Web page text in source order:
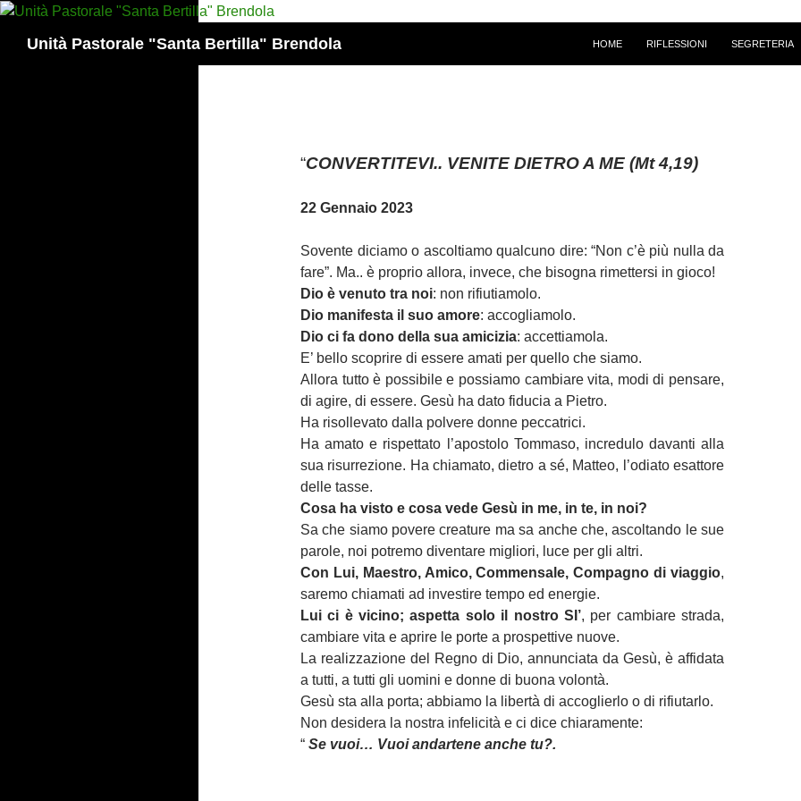
Vai
contenuto
Unità Pastorale "Santa Bertilla" Brendola HOME RIFLESSIONI SEGRETERIA
“CONVERTITEVI.. VENITE DIETRO A ME (Mt 4,19)
22 Gennaio 2023
Sovente diciamo o ascoltiamo qualcuno dire: “Non c’è più nulla da
fare”. Ma.. è proprio allora, invece, che bisogna rimettersi in gioco!
Dio è venuto tra noi: non rifiutiamolo.
Dio manifesta il suo amore: accogliamolo.
Dio ci fa dono della sua amicizia: accettiamola.
E’ bello scoprire di essere amati per quello che siamo.
Allora tutto è possibile e possiamo cambiare vita, modi di pensare,
di agire, di essere. Gesù ha dato fiducia a Pietro.
Ha risollevato dalla polvere donne peccatrici.
Ha amato e rispettato l’apostolo Tommaso, incredulo davanti alla
sua risurrezione. Ha chiamato, dietro a sé, Matteo, l’odiato esattore
delle tasse.
Cosa ha visto e cosa vede Gesù in me, in te, in noi?
Sa che siamo povere creature ma sa anche che, ascoltando le sue
parole, noi potremo diventare migliori, luce per gli altri.
Con Lui, Maestro, Amico, Commensale, Compagno di viaggio,
saremo chiamati ad investire tempo ed energie.
Lui ci è vicino; aspetta solo il nostro SI’, per cambiare strada,
cambiare vita e aprire le porte a prospettive nuove.
La realizzazione del Regno di Dio, annunciata da Gesù, è affidata
a tutti, a tutti gli uomini e donne di buona volontà.
Gesù sta alla porta; abbiamo la libertà di accoglierlo o di rifiutarlo.
Non desidera la nostra infelicità e ci dice chiaramente:
“ Se vuoi… Vuoi andartene anche tu?.